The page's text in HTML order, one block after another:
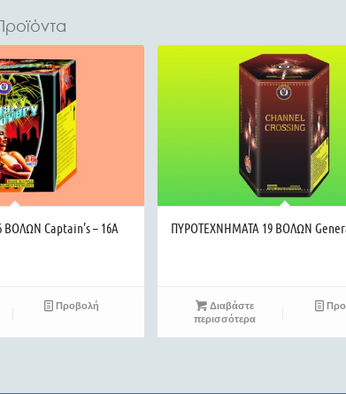
Captain’s – 16A
Προβολή
ΠΥΡΟΤΕΧΝΗΜΑΤΑ 19 ΒΟΛΩΝ
Διαβάστε
περισσότερα